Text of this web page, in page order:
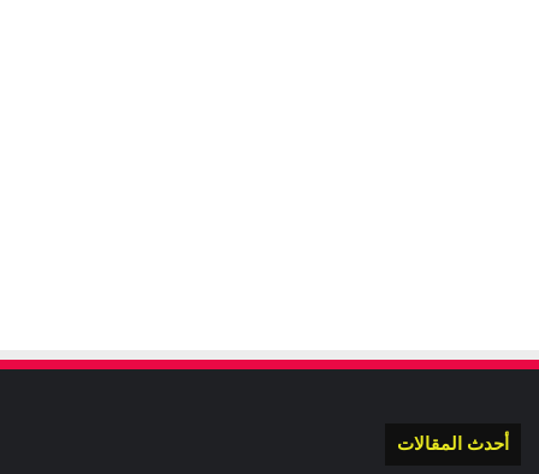
أحدث المقالات